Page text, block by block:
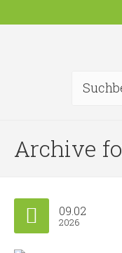
Archive
09.02
2026